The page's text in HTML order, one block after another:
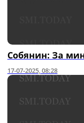
Собянин: За
17-07-2025, 08:28